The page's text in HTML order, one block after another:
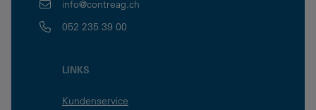
info@contreag.ch
052 235 39 00
LINKS
Kundenservice